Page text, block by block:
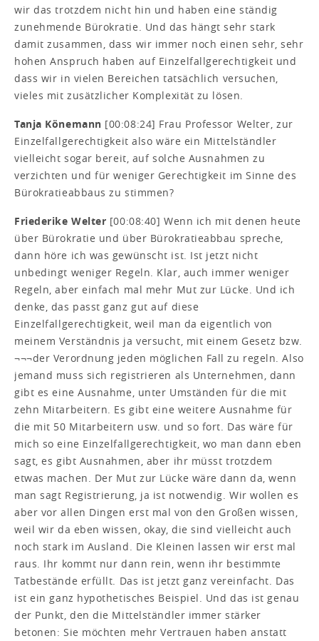
wir das trotzdem nicht hin und haben eine ständig
zunehmende Bürokratie. Und das hängt sehr stark
damit zusammen, dass wir immer noch einen sehr, sehr
hohen Anspruch haben auf Einzelfallgerechtigkeit und
dass wir in vielen Bereichen tatsächlich versuchen,
vieles mit zusätzlicher Komplexität zu lösen.
Tanja Könemann [00:08:24] Frau Professor Welter, zur
Einzelfallgerechtigkeit also wäre ein Mittelständler
vielleicht sogar bereit, auf solche Ausnahmen zu
verzichten und für weniger Gerechtigkeit im Sinne des
Bürokratieabbaus zu stimmen?
Friederike Welter [00:08:40] Wenn ich mit denen heute
über Bürokratie und über Bürokratieabbau spreche,
dann höre ich was gewünscht ist. Ist jetzt nicht
unbedingt weniger Regeln. Klar, auch immer weniger
Regeln, aber einfach mal mehr Mut zur Lücke. Und ich
denke, das passt ganz gut auf diese
Einzelfallgerechtigkeit, weil man da eigentlich von
meinem Verständnis ja versucht, mit einem Gesetz bzw.
¬¬¬der Verordnung jeden möglichen Fall zu regeln. Also
jemand muss sich registrieren als Unternehmen, dann
gibt es eine Ausnahme, unter Umständen für die mit
zehn Mitarbeitern. Es gibt eine weitere Ausnahme für
die mit 50 Mitarbeitern usw. und so fort. Das wäre für
mich so eine Einzelfallgerechtigkeit, wo man dann eben
sagt, es gibt Ausnahmen, aber ihr müsst trotzdem
etwas machen. Der Mut zur Lücke wäre dann da, wenn
man sagt Registrierung, ja ist notwendig. Wir wollen es
aber vor allen Dingen erst mal von den Großen wissen,
weil wir da eben wissen, okay, die sind vielleicht auch
noch stark im Ausland. Die Kleinen lassen wir erst mal
raus. Ihr kommt nur dann rein, wenn ihr bestimmte
Tatbestände erfüllt. Das ist jetzt ganz vereinfacht. Das
ist ein ganz hypothetisches Beispiel. Und das ist genau
der Punkt, den die Mittelständler immer stärker
betonen: Sie möchten mehr Vertrauen haben anstatt